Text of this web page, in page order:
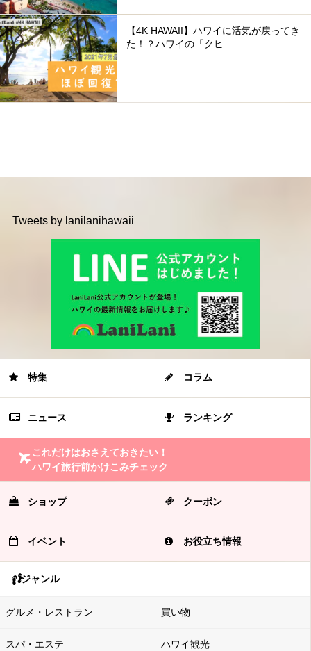
【4K HAWAII】ハワイに活気が戻ってき
た！？ハワイの「クヒ...
Tweets by lanilanihawaii
特集 コラム
ニュース ランキング
これだけはおさえておきたい！
ハワイ旅行前かけこみチェック
ショップ クーポン
イベント お役立ち情報
ジャンル
グルメ・レストラン 買い物
スパ・エステ ハワイ観光